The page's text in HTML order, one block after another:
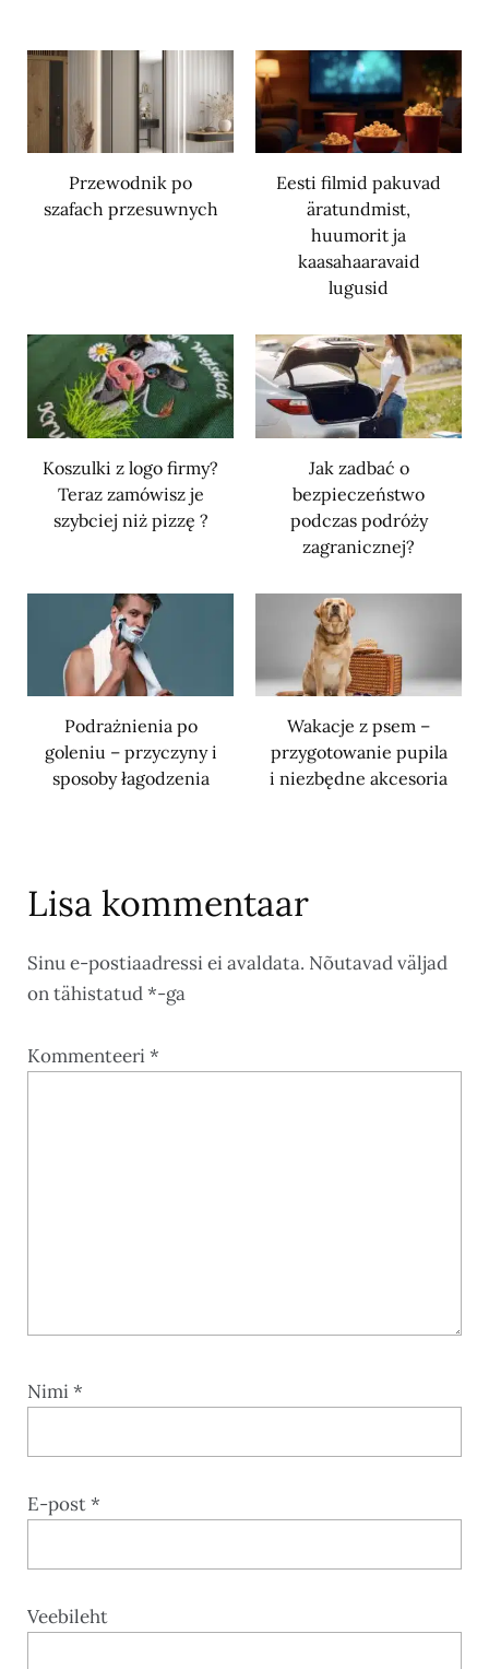
Przewodnik po
szafach przesuwnych
Eesti filmid pakuvad
äratundmist,
huumorit ja
kaasahaaravaid
lugusid
Koszulki z logo firmy?
Teraz zamówisz je
szybciej niż pizzę ?
Jak zadbać o
bezpieczeństwo
podczas podróży
zagranicznej?
Podrażnienia po
goleniu – przyczyny i
sposoby łagodzenia
Wakacje z psem –
przygotowanie pupila
i niezbędne akcesoria
Lisa kommentaar
Sinu e-postiaadressi ei avaldata. Nõutavad väljad
on tähistatud*-ga
Kommenteeri*
Nimi*
E-post*
Veebileht